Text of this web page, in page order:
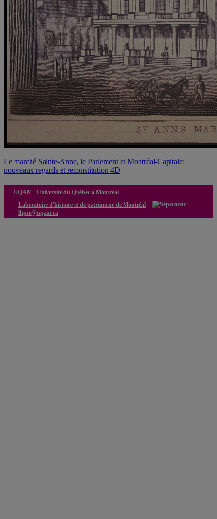
Le marché Sainte-Anne, le Parlement et Montréal-Capitale:
nouveaux regards et reconstitution 4D
UQAM - Université du Québec à Montréal
Laboratoire d'histoire et de patrimoine de Montréal
lhpm@uqam.ca